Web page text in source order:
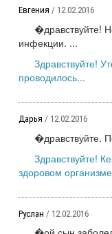
Евгения / 12.02.2016
�дравствуйте!
инфекции. ...
Здравствуйте!
проводилось...
Дарья / 12.02.2016
�дравствуйте.
Здравствуйте!
здоровом
Руслан / 12.02.2016